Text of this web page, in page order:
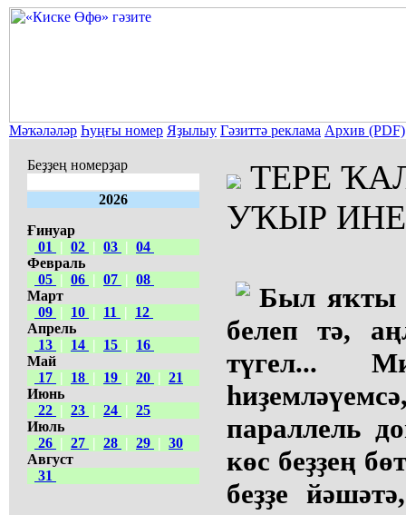
Мәҡәләләр Һуңғы номер Яҙылыу Гәзиттә реклама Архив (PDF)
Беҙҙең номерҙар
2026
Ғинуар
01
| 02 | 03 | 04
Февраль
05 | 06 | 07 | 08
Март
09 | 10 | 11 |
12
Апрель
13 | 14 | 15 |
16
Май
17 | 18 | 19 | 20 | 21
Июнь
22 | 23 | 24 | 25
Июль
26 | 27 | 28 | 29 | 30
Август
31
ТЕРЕ
УҠЫР
Был яҡты
белеп тә,
түгел...
параллель
көс беҙҙең
беҙҙе